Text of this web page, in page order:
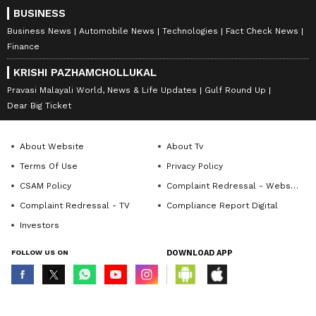
BUSINESS
Business News Automobile News Technologies
Fact Check News
Finance
KRISHI PAZHAMCHOLLUKAL
Pravasi Malayali World, News & Life Updates
Gulf Round Up
Dear Big Ticket
About Website
About Tv
Terms Of Use
Privacy Policy
CSAM Policy
Complaint Redressal - Website
Complaint Redressal - TV
Compliance Report Digital
Investors
FOLLOW US ON DOWNLOAD APP